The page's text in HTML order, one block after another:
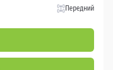
Передний